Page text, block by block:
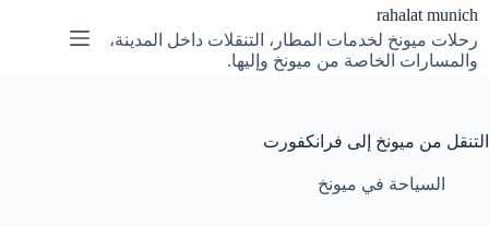
التجاوز
المحتوى
rahalat munich
رحلات ميونخ لخدمات المطار، التنقلات داخل المدينة،
والمسارات الخاصة من ميونخ وإليها.
التنقل من ميونخ إلى فرانكفورت
السياحة في ميونخ